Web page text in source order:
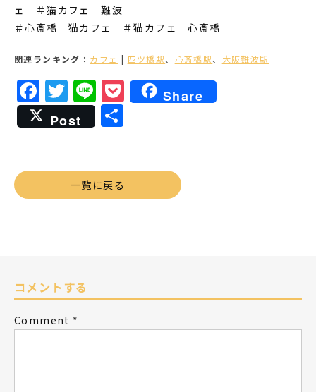
ェ ＃猫カフェ 難波
＃心斎橋 猫カフェ ＃猫カフェ 心斎橋
関連ランキング： カフェ | 四ツ橋駅、 心斎橋駅、 大阪難波駅
Facebook
Twitter
LinePocket
Share
Post
共
一覧に戻る
コメントする
Comment *